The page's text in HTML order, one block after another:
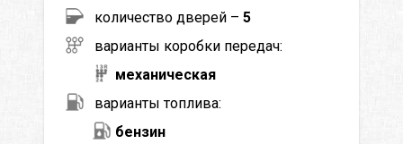
количество дверей – 5
варианты коробки передач:
механическая
варианты топлива:
бензин